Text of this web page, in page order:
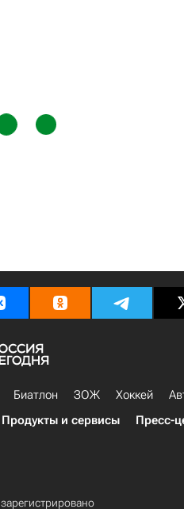
Биатлон ЗОЖ Хоккей
Продукты и сервисы Пресс-